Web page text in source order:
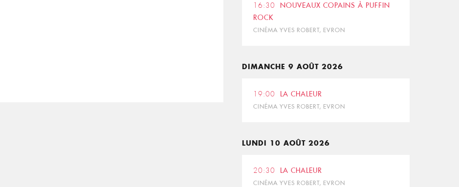
16:30
NOUVEAUX COPAINS À PUFFIN
ROCK
CINÉMA YVES ROBERT, EVRON
DIMANCHE 9 AOÛT 2026
19:00 LA CHALEUR
CINÉMA YVES ROBERT, EVRON
LUNDI 10 AOÛT 2026
20:30 LA CHALEUR
CINÉMA YVES ROBERT, EVRON